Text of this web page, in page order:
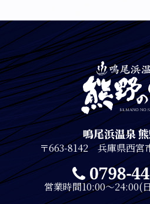
鳴尾浜温泉
〒663-8142 兵庫県西宮
営業時間10:00～24:00(